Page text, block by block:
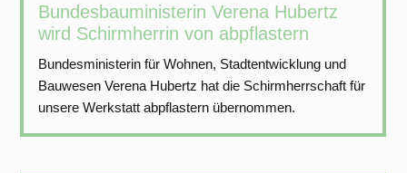
Bundesbauministerin Verena Hubertz
wird Schirmherrin von abpflastern
Bundesministerin für Wohnen, Stadtentwicklung und
Bauwesen Verena Hubertz hat die Schirmherrschaft für
unsere Werkstatt abpflastern übernommen.